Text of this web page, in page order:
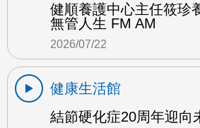
健順養護中心主任筱珍
無管人生 FM AM
2026/07/22
健康生活館
結節硬化症20周年迎向